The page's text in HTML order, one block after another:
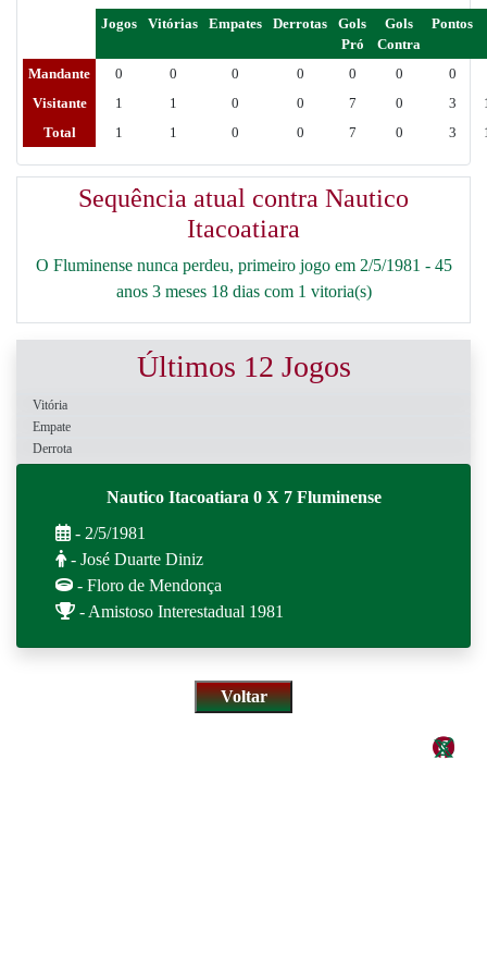
Jogos Vitórias Empates Derrotas
Gols
Pró
Gols
Contra
Pontos
Mandante 0 0 0 0 0 0
0
Visitante
1 1 0 0 7 0 3
Total
1 1 0 0 7 0 3
Sequência atual contra Nautico
Itacoatiara
O Fluminense nunca perdeu, primeiro jogo em 2/5/1981 - 45
anos 3 meses 18 dias com 1 vitoria(s)
Últimos 12 Jogos
Vitória
Empate
Derrota
Nautico Itacoatiara 0 X 7 Fluminense
- 2/5/1981
- José Duarte Diniz
- Floro de Mendonça
- Amistoso Interestadual 1981